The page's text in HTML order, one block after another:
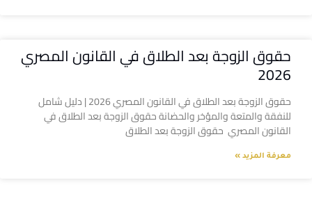
حقوق الزوجة بعد الطلاق في القانون المصري
2026
حقوق الزوجة بعد الطلاق في القانون المصري 2026 | دليل شامل
للنفقة والمتعة والمؤخر والحضانة حقوق الزوجة بعد الطلاق في
القانون المصري حقوق الزوجة بعد الطلاق
معرفة المزيد »